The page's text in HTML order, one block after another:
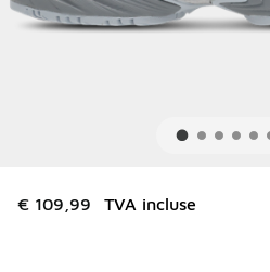
€ 109,99 TVA incluse